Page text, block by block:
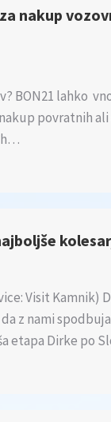
nakup
BON21 lahko
povratnih
Visit Kamnik)
z nami
etapa Dirke po